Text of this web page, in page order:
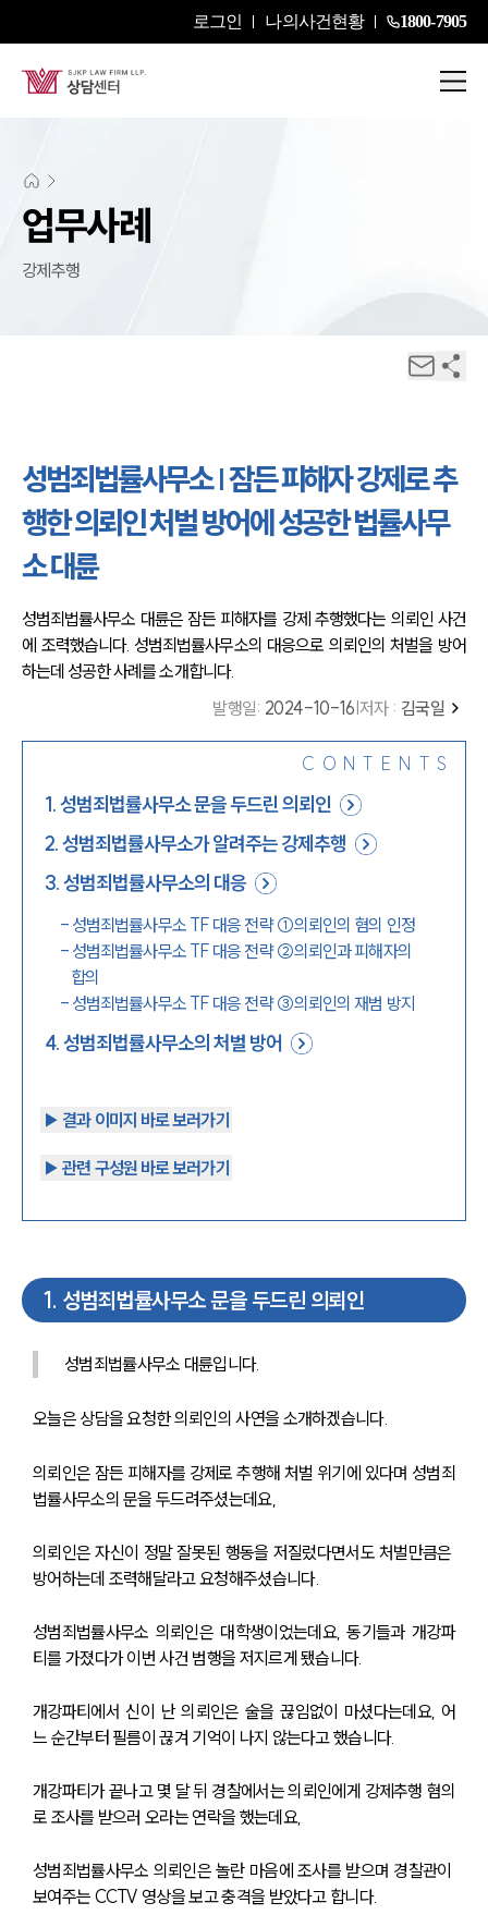
로그인 나의사건현황 1800-7905
업무사례
강제추행
성범죄법률사무소 | 잠든 피해자 강제로 추
행한 의뢰인 처벌 방어에 성공한 법률사무
소 대륜
성범죄법률사무소 대륜은 잠든 피해자를 강제 추행했다는 의뢰인 사건
에 조력했습니다. 성범죄법률사무소의 대응으로 의뢰인의 처벌을 방어
하는데 성공한 사례를 소개합니다.
발행일: 2024-10-16 |저자 : 김국일
CONTENTS
1.성범죄법률사무소 문을 두드린 의뢰인
2.성범죄법률사무소가 알려주는 강제추행
3.성범죄법률사무소의 대응
- 성범죄법률사무소 TF 대응 전략 ①의뢰인의 혐의 인정
- 성범죄법률사무소 TF 대응 전략 ②의뢰인과 피해자의
합의
- 성범죄법률사무소 TF 대응 전략 ③의뢰인의 재범 방지
4.성범죄법률사무소의 처벌 방어
▶︎ 결과 이미지 바로 보러가기
▶︎ 관련 구성원 바로 보러가기
1. 성범죄법률사무소 문을 두드린 의뢰인
성범죄법률사무소 대륜입니다.
오늘은 상담을 요청한 의뢰인의 사연을 소개하겠습니다.
의뢰인은 잠든 피해자를 강제로 추행해 처벌 위기에 있다며 성범죄
법률사무소의 문을 두드려주셨는데요,
의뢰인은 자신이 정말 잘못된 행동을 저질렀다면서도 처벌만큼은
방어하는데 조력해달라고 요청해주셨습니다.
성범죄법률사무소 의뢰인은 대학생이었는데요, 동기들과 개강파
티를 가졌다가 이번 사건 범행을 저지르게 됐습니다.
개강파티에서 신이 난 의뢰인은 술을 끊임없이 마셨다는데요, 어
느 순간부터 필름이 끊겨 기억이 나지 않는다고 했습니다.
개강파티가 끝나고 몇 달 뒤 경찰에서는 의뢰인에게 강제추행 혐의
로 조사를 받으러 오라는 연락을 했는데요,
성범죄법률사무소 의뢰인은 놀란 마음에 조사를 받으며 경찰관이
보여주는 CCTV 영상을 보고 충격을 받았다고 합니다.